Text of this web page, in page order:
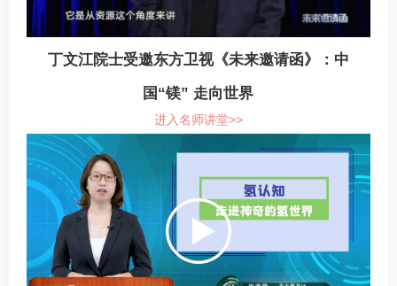
丁文江院士受邀东方卫视《未来邀请函》：中
国“镁” 走向世界
进入名师讲堂>>